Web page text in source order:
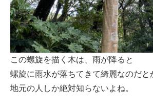
この螺旋を描く木は、雨が降ると
螺旋に雨水が落ちてきて綺麗なのだと
地元の人しか絶対知らないよね。